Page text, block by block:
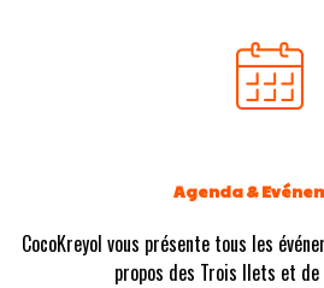
Agenda &
CocoKreyol vous présente tous les
propos des Trois Ilets et